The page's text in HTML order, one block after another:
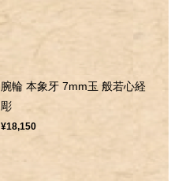
腕輪 本象牙 7mm玉 般若心経
彫
¥18,150